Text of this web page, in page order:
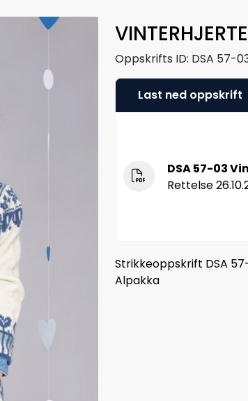
Oppskrifts ID: DSA 57-
Last ned oppskrift
DSA 57-03
Rettelse
Strikkeoppskrift DSA
Alpakka